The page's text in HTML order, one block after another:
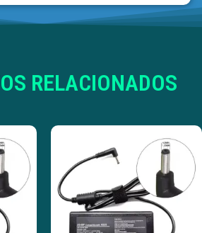
RELACIONADOS